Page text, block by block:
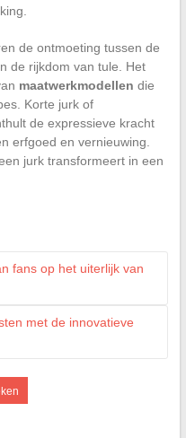
de ontmoeting tussen de
de rijkdom van tule. Het
maatwerkmodellen die
Korte jurk of
de expressieve kracht
erfgoed en vernieuwing.
jurk transformeert in een
fans op het uiterlijk van
met de innovatieve